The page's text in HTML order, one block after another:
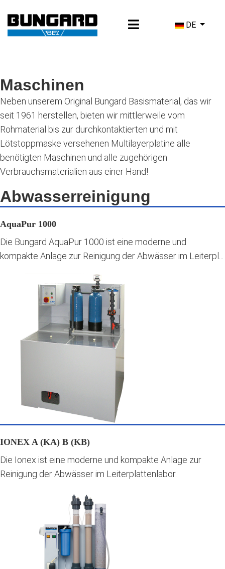
Sprache
DE
Maschinen
Neben unserem Original Bungard Basismaterial, das wir
seit 1961 herstellen, bieten wir mittlerweile vom
Rohmaterial bis zur durchkontaktierten und mit
Lötstoppmaske versehenen Multilayerplatine alle
benötigten Maschinen und alle zugehörigen
Verbrauchsmaterialien aus einer Hand!
Abwasserreinigung
AquaPur 1000
Die Bungard AquaPur 1000 ist eine moderne und
kompakte Anlage zur Reinigung der Abwässer im Leiterpl...
IONEX A (KA) B (KB)
Die Ionex ist eine moderne und kompakte Anlage zur
Reinigung der Abwässer im Leiterplattenlabor.